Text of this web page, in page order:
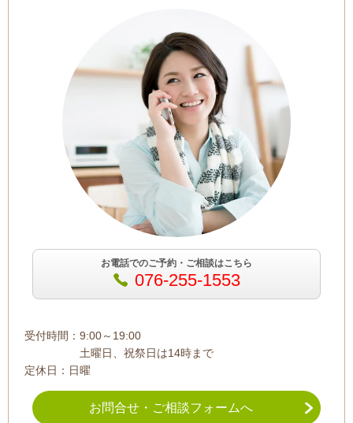
お電話でのご予約・ご相談はこちら
076-255-1553
受付時間：9:00～19:00
土曜日、祝祭日は14時まで
定休日：日曜
お問合せ・ご相談フォームへ